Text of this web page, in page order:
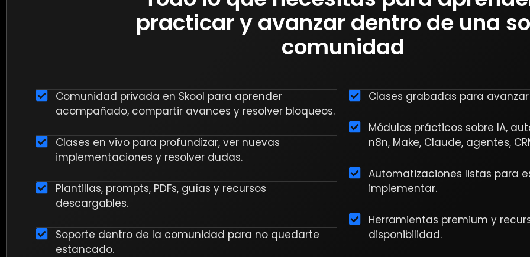
practicar y avanzar dentro de una
comunidad
Comunidad privada en Skool para aprender
acompañado, compartir avances y resolver bloqueos.
Clases en vivo para profundizar, ver nuevas
implementaciones y resolver dudas.
Plantillas, prompts, PDFs, guías y recursos
descargables.
Soporte dentro de la comunidad para no quedarte
estancado.
Clases grabadas para
Módulos prácticos sobre IA,
n8n, Make, Claude, agentes,
Automatizaciones listas para
implementar.
Herramientas premium y
disponibilidad.